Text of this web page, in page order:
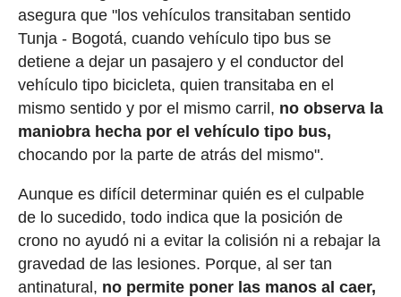
asegura que "los vehículos transitaban sentido
Tunja - Bogotá, cuando vehículo tipo bus se
detiene a dejar un pasajero y el conductor del
vehículo tipo bicicleta, quien transitaba en el
mismo sentido y por el mismo carril, no observa la
maniobra hecha por el vehículo tipo bus,
chocando por la parte de atrás del mismo".
Aunque es difícil determinar quién es el culpable
de lo sucedido, todo indica que la posición de
crono no ayudó ni a evitar la colisión ni a rebajar la
gravedad de las lesiones. Porque, al ser tan
antinatural, no permite poner las manos al caer,